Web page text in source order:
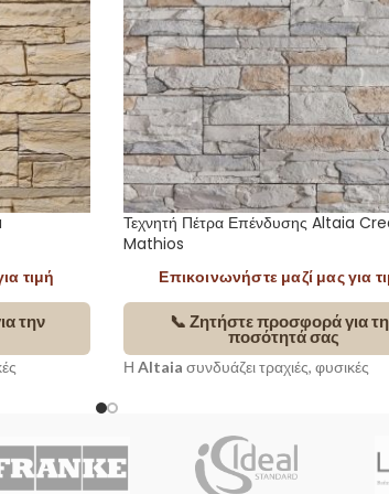
τιμή
την
ενταγμένα
Τεχνητή Πέτρα Επένδυσης Altaia
Mathios
Επικοινωνήστε μαζί μας για
📞 Ζητήστε προσφορά για
ποσότητά σας
Η Altaia συνδυάζει τραχιές, φυσικές
διαχρονική κομψότητα. Με
διάταξη και ακανόνιστα τεμάχια
σε ακριβές πλαίσιο, προσφέρει